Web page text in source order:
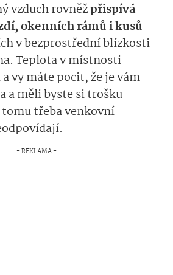
vzduch rovněžpřispívá
okenních rámů i kusů
v bezprostřední blízkosti
Teplota v místnosti
vy máte pocit, že je vám
a měli byste si trošku
třeba venkovní